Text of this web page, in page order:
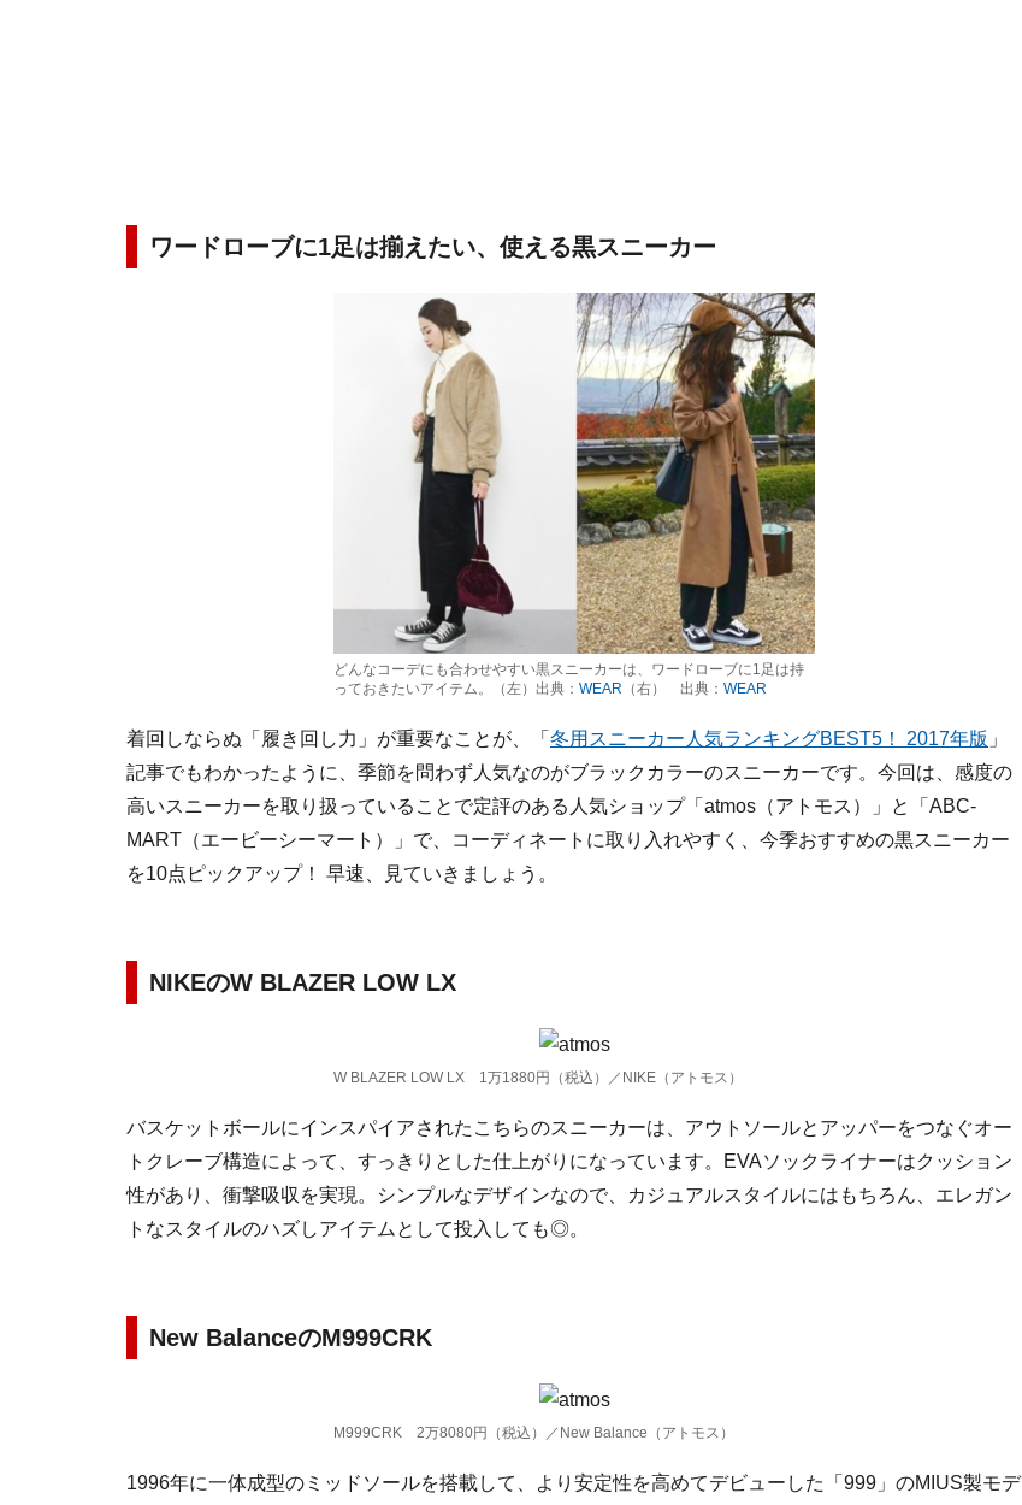
ワードローブに1足は揃えたい、使える黒スニーカー
どんなコーデにも合わせやすい黒スニーカーは、ワードローブに1足は持
っておきたいアイテム。（左）出典： WEAR （右） 出典： WEAR
着回しならぬ「履き回し力」が重要なことが、「 冬用スニーカー人気ランキングBEST5！ 2017年版 」
記事でもわかったように、季節を問わず人気なのがブラックカラーのスニーカーです。今回は、感度の
高いスニーカーを取り扱っていることで定評のある人気ショップ「atmos（アトモス）」と「ABC-
MART（エービーシーマート）」で、コーディネートに取り入れやすく、今季おすすめの黒スニーカー
を10点ピックアップ！ 早速、見ていきましょう。
NIKEのW BLAZER LOW LX
W BLAZER LOW LX 1万1880円（税込）／NIKE（アトモス）
バスケットボールにインスパイアされたこちらのスニーカーは、アウトソールとアッパーをつなぐオー
トクレーブ構造によって、すっきりとした仕上がりになっています。EVAソックライナーはクッション
性があり、衝撃吸収を実現。シンプルなデザインなので、カジュアルスタイルにはもちろん、エレガン
トなスタイルのハズしアイテムとして投入しても◎。
New BalanceのM999CRK
M999CRK 2万8080円（税込）／New Balance（アトモス）
1996年に一体成型のミッドソールを搭載して、より安定性を高めてデビューした「999」のMIUS製モデ